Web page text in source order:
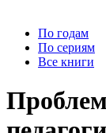
По годам
По сериям
Все книги